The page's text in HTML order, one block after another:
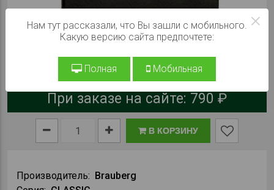
При заказе на сайте: 790 ₽
В КОРЗИНУ
Производитель: Brauberg
×
Нам тут рассказали, что Вы зашли с мобильного.
Какую версию сайта предпочтете:
Полная Мобильная